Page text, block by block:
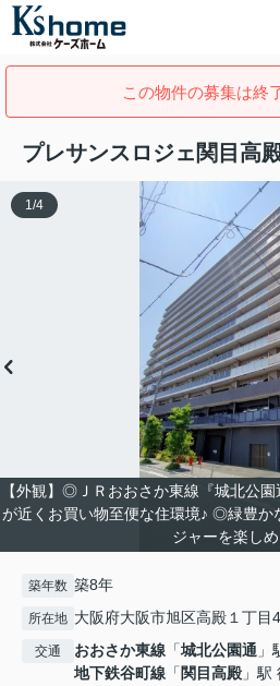
この物件の募集は終
プレサンスロジェ関目高
【外観】◎ＪＲおおさか東線『城北公
が近くお買い物至便な住環境♪ ◎緑豊か
ジャーを楽し
1/4
築年数 築8年
所在地 大阪府大阪市旭区高殿１丁目
交通 おおさか東線 「城北公園通 」
地下鉄谷町線 「 関目高殿 」駅